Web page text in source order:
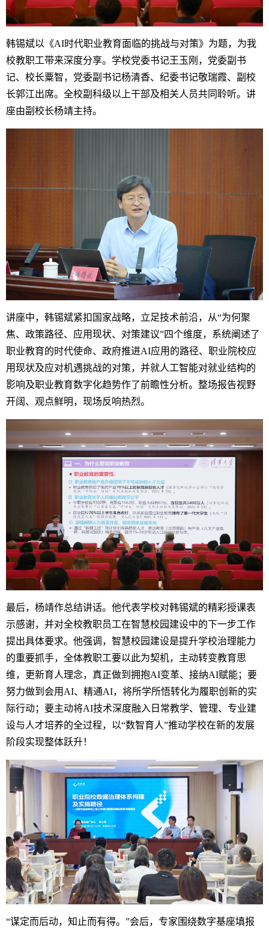
韩锡斌以《AI时代职业教育面临的挑战与对策》为题，为我
校教职工带来深度分享。学校党委书记王玉刚，党委副书
记、校长粟智，党委副书记杨清香、纪委书记敬瑞霞、副校
长郭江出席。全校副科级以上干部及相关人员共同聆听。讲
座由副校长杨靖主持。
讲座中，韩锡斌紧扣国家战略，立足技术前沿，从“为何聚
焦、政策路径、应用现状、对策建议”四个维度，系统阐述了
职业教育的时代使命、政府推进AI应用的路径、职业院校应
用现状及应对机遇挑战的对策，并就人工智能对就业结构的
影响及职业教育数字化趋势作了前瞻性分析。整场报告视野
开阔、观点鲜明，现场反响热烈。
最后，杨靖作总结讲话。他代表学校对韩锡斌的精彩授课表
示感谢，并对全校教职员工在智慧校园建设中的下一步工作
提出具体要求。他强调，智慧校园建设是提升学校治理能力
的重要抓手，全体教职工要以此为契机，主动转变教育思
维，更新育人理念，真正做到拥抱AI变革、接纳AI赋能；要
努力做到会用AI、精通AI，将所学所悟转化为履职创新的实
际行动；要主动将AI技术深度融入日常教学、管理、专业建
设与人才培养的全过程，以“数智育人”推动学校在新的发展
阶段实现整体跃升！
“谋定而后动，知止而有得。”会后，专家围绕数字基座填报